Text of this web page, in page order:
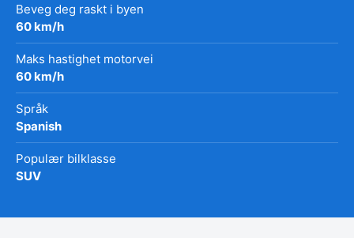
Beveg deg raskt i byen
60 km/h
Maks hastighet motorvei
60 km/h
Språk
Spanish
Populær bilklasse
SUV